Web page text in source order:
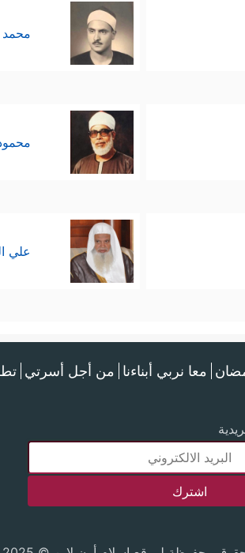
علي
معا نربي أبناءنا من أجل أسرتي